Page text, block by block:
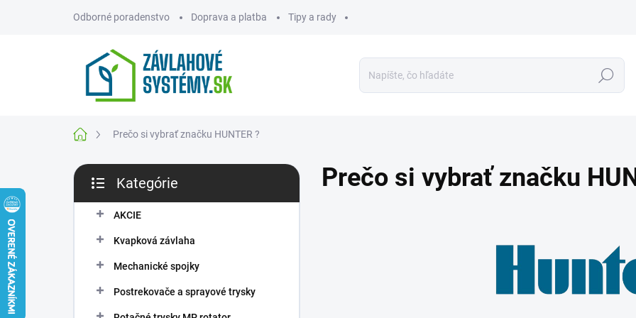
Odborné poradenstvo Doprava a platba Tipy a rady
Hľadať
DomovPrečo si vybrať značku HUNTER ?
B
č
kategórie
Kategórie
AKCIE
Kvapková závlaha
Mechanické spojky
Postrekovače a sprayové trysky
Prečo si vybrať značku